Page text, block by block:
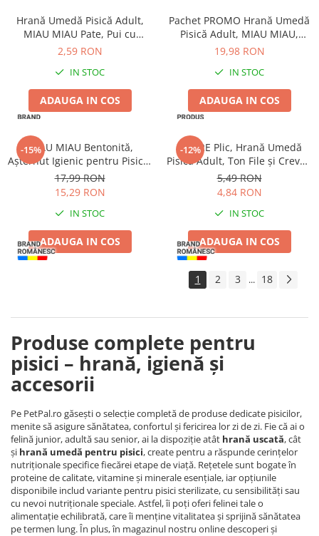
Hrană Umedă Pisică Adult,
MIAU MIAU Pate, Pui cu
Topping de Lapte, 100g
2,59 RON
IN STOC
ADAUGA IN COS
Pachet PROMO Hrană Umedă
Pisică Adult, MIAU MIAU,
Curcan în sos, 12x100g
19,98 RON
IN STOC
ADAUGA IN COS
-15%
MIAU MIAU Bentonită,
Așternut Igienic pentru Pisică,
Lavandă, 6kg
17,99 RON
15,29 RON
IN STOC
ADAUGA IN COS
-12%
DESIRE Plic, Hrană Umedă
Pisică Adult, Ton File și Creveți
în Supă, 70g
5,49 RON
4,84 RON
IN STOC
ADAUGA IN COS
1 2 3 ... 18
Produse complete pentru
pisici – hrană, igienă și
accesorii
Pe PetPal.ro găsești o selecție completă de produse dedicate pisicilor,
menite să asigure sănătatea, confortul și fericirea lor zi de zi. Fie că ai o
felină junior, adultă sau senior, ai la dispoziție atât hrană uscată, cât
și hrană umedă pentru pisici, create pentru a răspunde cerințelor
nutriționale specifice fiecărei etape de viață. Rețetele sunt bogate în
proteine de calitate, vitamine și minerale esențiale, iar opțiunile
disponibile includ variante pentru pisici sterilizate, cu sensibilități sau
cu nevoi nutriționale speciale. Astfel, îi poți oferi felinei tale o
alimentație echilibrată, care îi menține vitalitatea și sprijină sănătatea
pe termen lung. În plus, în magazinul nostru online descoperi și